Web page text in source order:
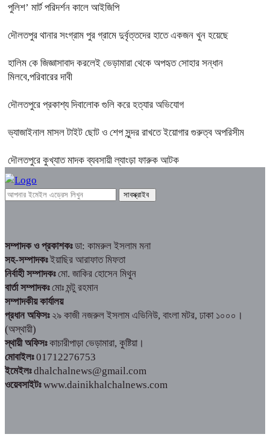
পুলিশ’ মার্ট পরিদর্শন কালে আইজিপি
দৌলতপুর থানার সংগ্রাম পুর গ্রামে দুর্বৃত্তদের হাতে একজন খুন হয়েছে
হালিম কে জিজ্ঞাসাবাদ করলেই ভেড়ামারা থেকে অপহৃত সোহার সন্ধান
মিলবে,পরিবারের দাবী
দৌলতপুরে প্রকাশ্য দিবালোক গুলি করে হত্যার অভিযোগ
ভ্যাজাইনাল মাসল টাইট ছোট ও শেপ সুন্দর রাখতে ইয়োগার গুরুত্ব অপরিসীম
দৌলতপুরে কুখ্যাত মাদক ব্যবসায়ী ল্যাংড়া ফারুক আটক
সম্পাদক ও প্রকাশকঃডা: কামরুল ইসলাম মনা
সহ-সম্পাদকঃইয়াছির আরাফাত মিফতা
নির্বাহী সম্পাদকঃমো. জাকির হোসেন মিথুন
বার্তা সম্পাদকঃমোঃ মন্টু রহমান
সম্পাদকীয় কার্যালয়
প্রধান অফিসঃ২৯ কাজী নজরুল ইসলাম এভিনিউ, বাংলা মটর, ঢাকা ১০০০।
(অস্থায়ী)
স্থায়ী অফিসঃকাচারীপাড়া ভেড়ামারা, কুষ্টিয়া।
মোবাইলঃ01712276753
ইমেইলঃdhalchalnews@gmail.com
ওয়েবসাইটঃwww.dainikhalchalnews.com